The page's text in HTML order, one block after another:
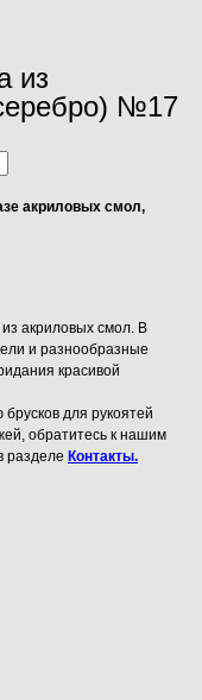
из
№17
акриловых смол,
из акриловых смол. В
и разнообразные
красивой
для рукоятей
обратитесь к нашим
разделе Контакты.